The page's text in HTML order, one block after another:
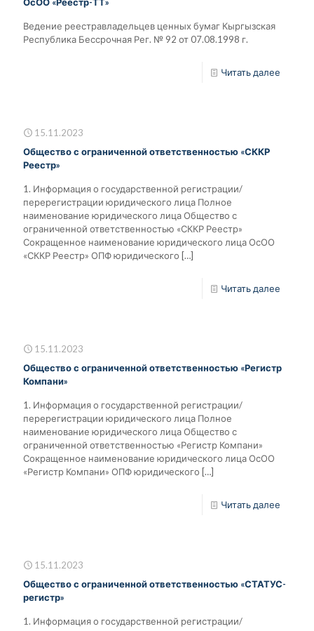
Ведение реестравладельцев ценных бумаг Кыргызская
Республика Бессрочная Рег. № 92 от 07.08.1998 г.
Читать далее
15.11.2023
Общество с ограниченной ответственностью «СККР
Реестр»
1. Информация о государственной регистрации/
перерегистрации юридического лица Полное
наименование юридического лица Общество с
ограниченной ответственностью «СККР Реестр»
Сокращенное наименование юридического лица ОсОО
«СККР Реестр» ОПФ юридического […]
Читать далее
15.11.2023
Общество с ограниченной ответственностью «Регистр
Компани»
1. Информация о государственной регистрации/
перерегистрации юридического лица Полное
наименование юридического лица Общество с
ограниченной ответственностью «Регистр Компани»
Сокращенное наименование юридического лица ОсОО
«Регистр Компани» ОПФ юридического […]
Читать далее
15.11.2023
Общество с ограниченной ответственностью «СТАТУС-
регистр»
1. Информация о государственной регистрации/